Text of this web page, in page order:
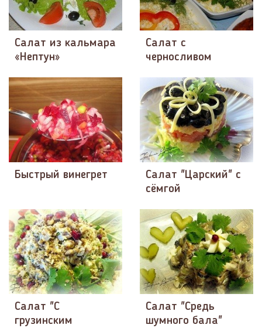
Салат из кальмара
«Нептун»
Салат с
черносливом
Быстрый винегрет
Салат "Царский" с
сёмгой
Салат "С
грузинским
Салат "Средь
шумного бала"